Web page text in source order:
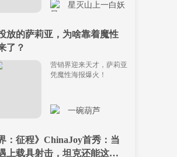
星灭山上一白妖
放的萨莉亚，为啥靠着魔性
了？
营销界迎来天才，萨莉亚
凭魔性海报爆火！
一碗葫芦
：征程》ChinaJoy首秀：当
上载具射击，坦克还能这么